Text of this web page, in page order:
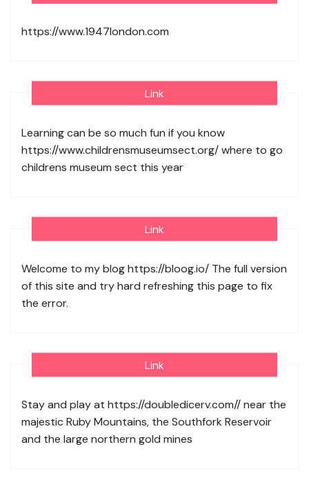
https://www.1947london.com
Link
Learning can be so much fun if you know
https://www.childrensmuseumsect.org/where to go
childrens museum sect this year
Link
Welcome to my bloghttps://bloog.io/ The full version
of this site and try hard refreshing this page to fix
the error.
Link
Stay and play at https://doubledicerv.com//near the
majestic Ruby Mountains, the Southfork Reservoir
and the large northern gold mines